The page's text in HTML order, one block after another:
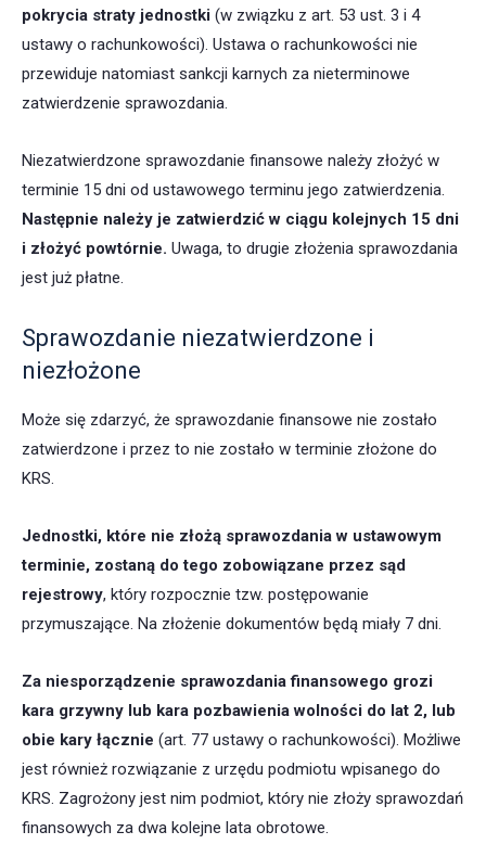
pokrycia straty jednostki (w związku z art. 53 ust. 3 i 4
ustawy o rachunkowości). Ustawa o rachunkowości nie
przewiduje natomiast sankcji karnych za nieterminowe
zatwierdzenie sprawozdania.
Niezatwierdzone sprawozdanie finansowe należy złożyć w
terminie 15 dni od ustawowego terminu jego zatwierdzenia.
Następnie należy je zatwierdzić w ciągu kolejnych 15 dni
i złożyć powtórnie. Uwaga, to drugie złożenia sprawozdania
jest już płatne.
Sprawozdanie niezatwierdzone i
niezłożone
Może się zdarzyć, że sprawozdanie finansowe nie zostało
zatwierdzone i przez to nie zostało w terminie złożone do
KRS.
Jednostki, które nie złożą sprawozdania w ustawowym
terminie, zostaną do tego zobowiązane przez sąd
rejestrowy, który rozpocznie tzw. postępowanie
przymuszające. Na złożenie dokumentów będą miały 7 dni.
Za niesporządzenie sprawozdania finansowego grozi
kara grzywny lub kara pozbawienia wolności do lat 2, lub
obie kary łącznie (art. 77 ustawy o rachunkowości). Możliwe
jest również rozwiązanie z urzędu podmiotu wpisanego do
KRS. Zagrożony jest nim podmiot, który nie złoży sprawozdań
finansowych za dwa kolejne lata obrotowe.